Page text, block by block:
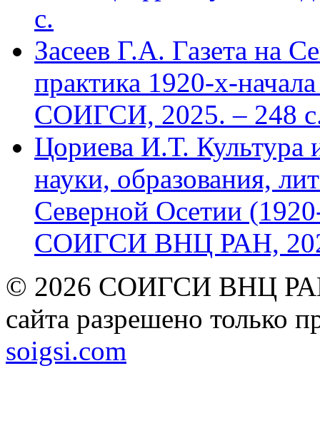
с.
Засеев Г.А. Газета на
практика 1920-х-
СОИГСИ, 2025. – 248
Цориева И.Т. Культура
науки, образования,
Северной Осетии
СОИГСИ ВНЦ РАН,
© 2026 СОИГСИ ВНЦ РАН
сайта разрешено только
soigsi.com